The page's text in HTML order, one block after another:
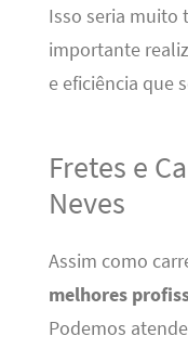
Isso seria muito
importante
e eficiência que
Fretes e
Neves
Assim como
melhores
Podemos